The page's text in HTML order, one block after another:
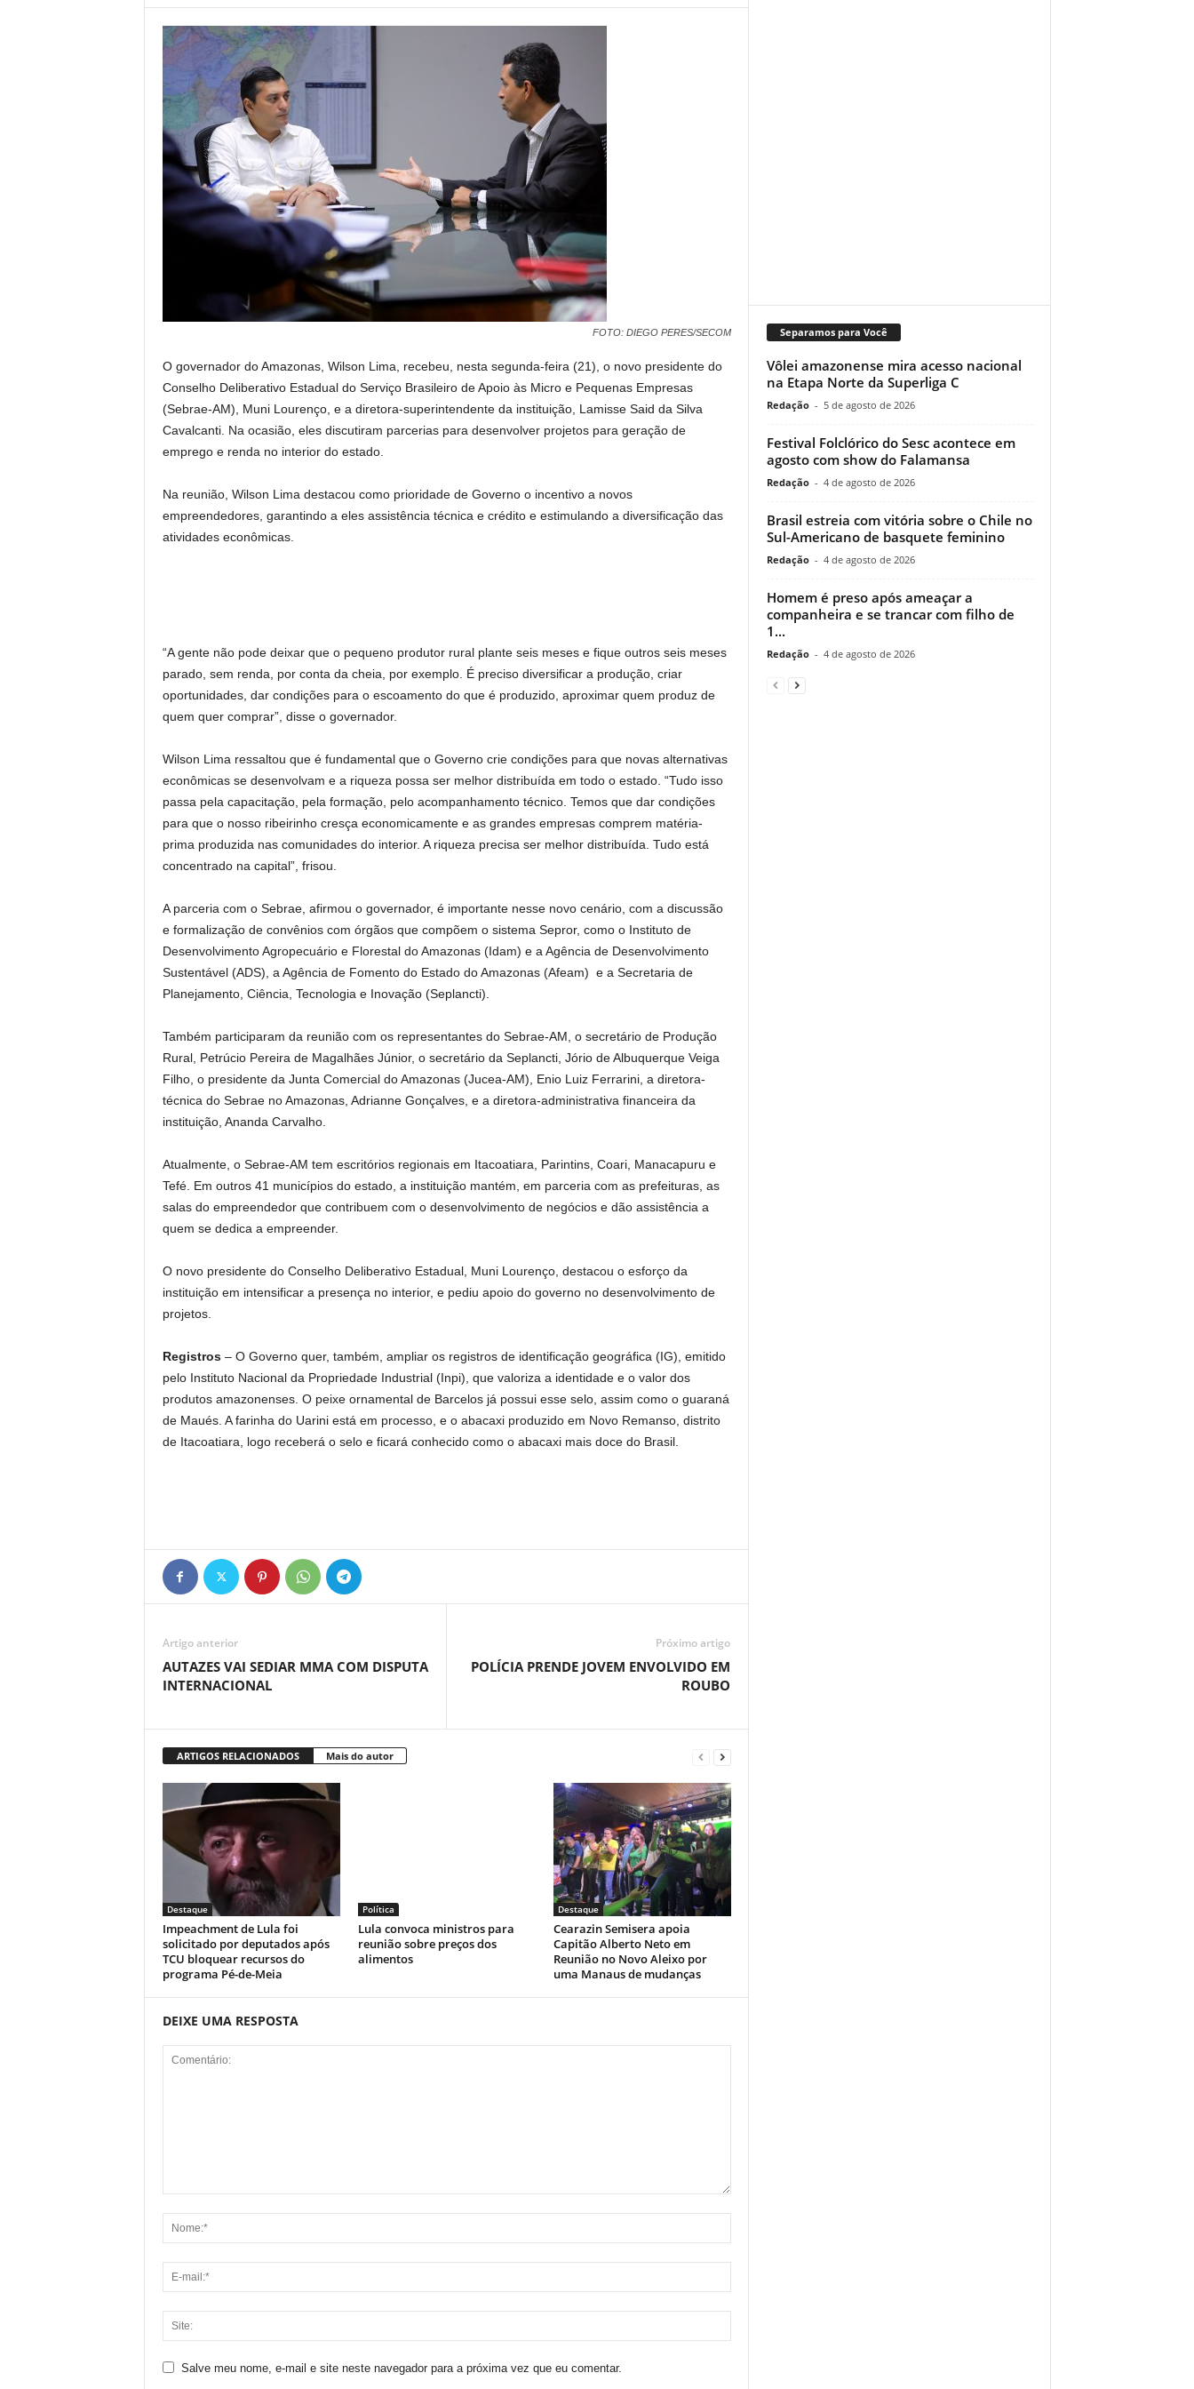
FOTO: DIEGO PERES/SECOM
O governador do Amazonas, Wilson Lima, recebeu, nesta segunda-feira (21), o novo presidente do
Conselho Deliberativo Estadual do Serviço Brasileiro de Apoio às Micro e Pequenas Empresas
(Sebrae-AM), Muni Lourenço, e a diretora-superintendente da instituição, Lamisse Said da Silva
Cavalcanti. Na ocasião, eles discutiram parcerias para desenvolver projetos para geração de
emprego e renda no interior do estado.
Na reunião, Wilson Lima destacou como prioridade de Governo o incentivo a novos
empreendedores, garantindo a eles assistência técnica e crédito e estimulando a diversificação das
atividades econômicas.
“A gente não pode deixar que o pequeno produtor rural plante seis meses e fique outros seis meses
parado, sem renda, por conta da cheia, por exemplo. É preciso diversificar a produção, criar
oportunidades, dar condições para o escoamento do que é produzido, aproximar quem produz de
quem quer comprar”, disse o governador.
Wilson Lima ressaltou que é fundamental que o Governo crie condições para que novas alternativas
econômicas se desenvolvam e a riqueza possa ser melhor distribuída em todo o estado. “Tudo isso
passa pela capacitação, pela formação, pelo acompanhamento técnico. Temos que dar condições
para que o nosso ribeirinho cresça economicamente e as grandes empresas comprem matéria-
prima produzida nas comunidades do interior. A riqueza precisa ser melhor distribuída. Tudo está
concentrado na capital”, frisou.
A parceria com o Sebrae, afirmou o governador, é importante nesse novo cenário, com a discussão
e formalização de convênios com órgãos que compõem o sistema Sepror, como o Instituto de
Desenvolvimento Agropecuário e Florestal do Amazonas (Idam) e a Agência de Desenvolvimento
Sustentável (ADS), a Agência de Fomento do Estado do Amazonas (Afeam) e a Secretaria de
Planejamento, Ciência, Tecnologia e Inovação (Seplancti).
Também participaram da reunião com os representantes do Sebrae-AM, o secretário de Produção
Rural, Petrúcio Pereira de Magalhães Júnior, o secretário da Seplancti, Jório de Albuquerque Veiga
Filho, o presidente da Junta Comercial do Amazonas (Jucea-AM), Enio Luiz Ferrarini, a diretora-
técnica do Sebrae no Amazonas, Adrianne Gonçalves, e a diretora-administrativa financeira da
instituição, Ananda Carvalho.
Atualmente, o Sebrae-AM tem escritórios regionais em Itacoatiara, Parintins, Coari, Manacapuru e
Tefé. Em outros 41 municípios do estado, a instituição mantém, em parceria com as prefeituras, as
salas do empreendedor que contribuem com o desenvolvimento de negócios e dão assistência a
quem se dedica a empreender.
O novo presidente do Conselho Deliberativo Estadual, Muni Lourenço, destacou o esforço da
instituição em intensificar a presença no interior, e pediu apoio do governo no desenvolvimento de
projetos.
Registros– O Governo quer, também, ampliar os registros de identificação geográfica (IG), emitido
pelo Instituto Nacional da Propriedade Industrial (Inpi), que valoriza a identidade e o valor dos
produtos amazonenses. O peixe ornamental de Barcelos já possui esse selo, assim como o guaraná
de Maués. A farinha do Uarini está em processo, e o abacaxi produzido em Novo Remanso, distrito
de Itacoatiara, logo receberá o selo e ficará conhecido como o abacaxi mais doce do Brasil.
Artigo anterior
AUTAZES VAI SEDIAR MMA COM DISPUTA
INTERNACIONAL
Próximo artigo
POLÍCIA PRENDE JOVEM ENVOLVIDO EM
ROUBO
ARTIGOS RELACIONADOS Mais do autor
Destaque
Impeachment de Lula foi
solicitado por deputados após
TCU bloquear recursos do
programa Pé-de-Meia
Política
Lula convoca ministros para
reunião sobre preços dos
alimentos
Destaque
Cearazin Semisera apoia
Capitão Alberto Neto em
Reunião no Novo Aleixo por
uma Manaus de mudanças
DEIXE UMA RESPOSTA
Salve meu nome, e-mail e site neste navegador para a próxima vez que eu comentar.
Separamos para Você
Vôlei amazonense mira acesso nacional
na Etapa Norte da Superliga C
Redação - 5 de agosto de 2026
Festival Folclórico do Sesc acontece em
agosto com show do Falamansa
Redação - 4 de agosto de 2026
Brasil estreia com vitória sobre o Chile no
Sul-Americano de basquete feminino
Redação - 4 de agosto de 2026
Homem é preso após ameaçar a
companheira e se trancar com filho de
1...
Redação - 4 de agosto de 2026